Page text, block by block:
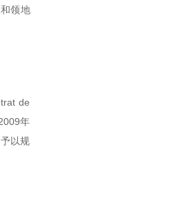
领地
de
年
以规